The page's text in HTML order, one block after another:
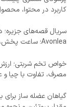
کاربرد در محتوا،
Avonlea؛ ساعت پخش، تکرار و حقایق پشت صحنه
خواص تخم شربتی؛
مصرف، تفاوت با چیا و
گیاهان عضله ساز برای